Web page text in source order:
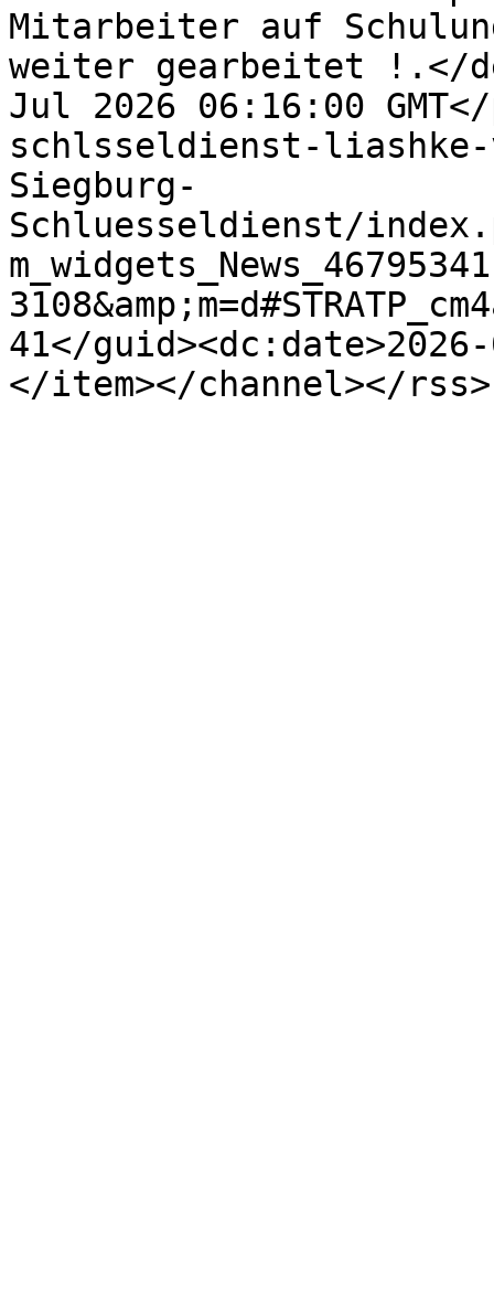
Mitarbeiter auf
weiter gearbeitet !.</
Jul 2026 06:16:00
schlsseldienst-
Siegburg-
Schluesseldienst/
41</
</item></channel></rss>